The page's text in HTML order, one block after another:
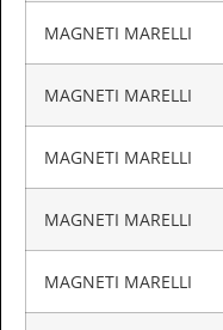
MAGNETI MARELLI
MAGNETI MARELLI
MAGNETI MARELLI
MAGNETI MARELLI
MAGNETI MARELLI